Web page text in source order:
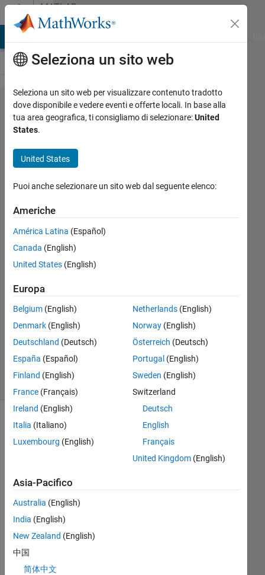
Vai al contenutoMATLAB
Answers
How to
work with
object's
Simulink?
Marcel
13 Gen
2022
Risposta
13 Gen
2022
19
Visualizzazioni
(30 giorni)
Ho
w
wor
Seleziona un sito web
Seleziona un sito web per visualizzare contenuto tradotto
dove disponibile e vedere eventi e offerte locali. In base alla
tua area geografica, ti consigliamo di selezionare:United
States.
United States
Puoi anche selezionare un sito web dal seguente elenco:
Americhe
América Latina (Español)
Canada (English)
United States (English)
Europa
Belgium (English)
Denmark (English)
Deutschland (Deutsch)
España (Español)
Finland (English)
France (Français)
Ireland (English)
Italia (Italiano)
Luxembourg (English)
Netherlands(English)
Norway(English)
Österreich (Deutsch)
Portugal (English)
Sweden (English)
Switzerland
Deutsch
English
Français
United Kingdom(English)
Asia-Pacifico
Australia (English)
India (English)
New Zealand (English)
中国
简体中文